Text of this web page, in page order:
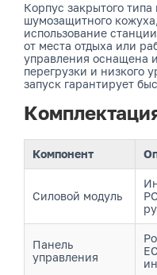
Корпус закрытого
шумозащитного
использование
от места отдыха или
управления оснащена
перегрузки и низкого
запуск гарантирует
Компонент
Силовой модуль
Панель
управления